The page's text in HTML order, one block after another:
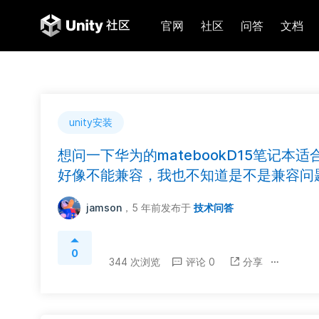
官网 社区 问答 文档
unity安装
想问一下华为的matebookD15笔记本适
好像不能兼容，我也不知道是不是兼容问
jamson ，5 年前发布于 技术问答
0
344 次浏览 评论 0 分享